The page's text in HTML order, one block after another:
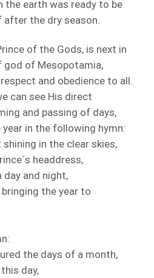
the earth was ready to be
the dry season.
of the Gods, is next in
god of Mesopotamia,
and obedience to all.
can see His direct
and passing of days,
in the following hymn:
shining in the clear skies,
headdress,
and night,
the year to
the days of a month,
day,